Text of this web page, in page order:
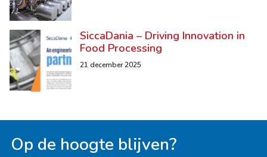
SiccaDania – Driving Innovation in
Food Processing
21 december 2025
Op de hoogte blijven?